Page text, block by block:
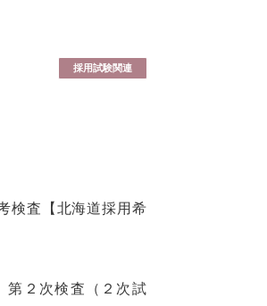
採用試験関連
検査【北海道採用希
第２次検査（２次試